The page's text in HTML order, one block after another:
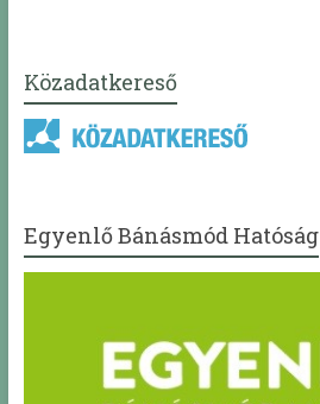
Közadatkereső
Egyenlő Bánásmód Hatóság